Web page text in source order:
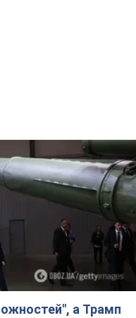
а Трамп